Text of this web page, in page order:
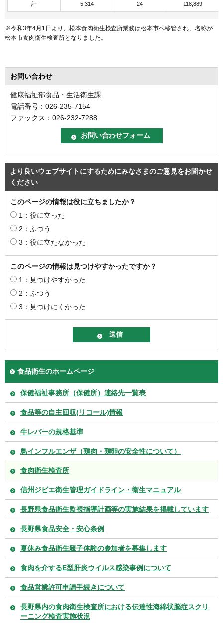
計 5,314 24 118,889
※令和3年4月1日より、松本食肉衛生検査所業務は松本市へ移管され、名称が
松本市食肉衛生検査所となりました。
お問い合わせ
健康福祉部食品・生活衛生課
電話番号：026-235-7154
ファックス：026-232-7288
より良いウェブサイトにするためにみなさまのご意見をお聞かせ
ください
このページの情報は役に立ちましたか？
1：役に立った
2：ふつう
3：役に立たなかった
このページの情報は見つけやすかったですか？
1：見つけやすかった
2：ふつう
3：見つけにくかった
食品衛生のホームページ
保健福祉事務所（保健所）連絡先一覧表
食品等の自主回収(リコール)情報
牛レバーの規格基準
鳥インフルエンザ（鶏肉・鶏卵の安全性について）
食肉衛生検査所
信州ジビエ衛生管理ガイドライン・衛生マニュアル
長野県食品衛生監視指導計画等の実施結果を掲載しています
長野県食品安全・安心条例
夏休み食品衛生親子体験の参加者を募集します
食肉を介するE型肝炎ウイルス感染事例について
食品営業許可申請手続きについて
長野県内の食肉衛生検査所における伝達性海綿状脳症スクリ
ーニング検査実施状況